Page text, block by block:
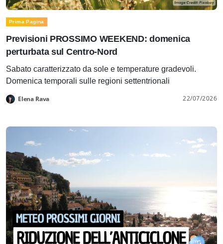
Prima Pagina
Previsioni PROSSIMO WEEKEND: domenica
perturbata sul Centro-Nord
Sabato caratterizzato da sole e temperature gradevoli.
Domenica temporali sulle regioni settentrionali
Elena Rava 22/07/2026